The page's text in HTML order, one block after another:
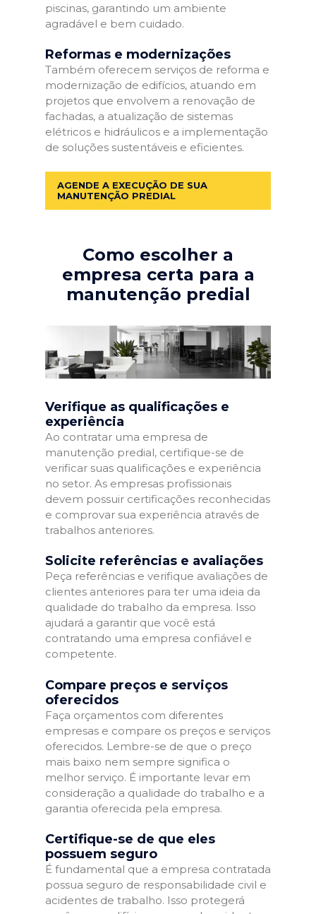
piscinas, garantindo um ambiente
agradável e bem cuidado.
Reformas e modernizações
Também oferecem serviços de reforma e
modernização de edifícios, atuando em
projetos que envolvem a renovação de
fachadas, a atualização de sistemas
elétricos e hidráulicos e a implementação
de soluções sustentáveis e eficientes.
AGENDE A EXECUÇÃO DE SUA
MANUTENÇÃO PREDIAL
Como escolher a
empresa certa para a
manutenção predial
Verifique as qualificações e
experiência
Ao contratar uma empresa de
manutenção predial, certifique-se de
verificar suas qualificações e experiência
no setor. As empresas profissionais
devem possuir certificações reconhecidas
e comprovar sua experiência através de
trabalhos anteriores.
Solicite referências e avaliações
Peça referências e verifique avaliações de
clientes anteriores para ter uma ideia da
qualidade do trabalho da empresa. Isso
ajudará a garantir que você está
contratando uma empresa confiável e
competente.
Compare preços e serviços
oferecidos
Faça orçamentos com diferentes
empresas e compare os preços e serviços
oferecidos. Lembre-se de que o preço
mais baixo nem sempre significa o
melhor serviço. É importante levar em
consideração a qualidade do trabalho e a
garantia oferecida pela empresa.
Certifique-se de que eles
possuem seguro
É fundamental que a empresa contratada
possua seguro de responsabilidade civil e
acidentes de trabalho. Isso protegerá